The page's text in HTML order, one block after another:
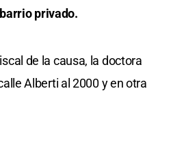
privado.
de la causa, la doctora
Alberti al 2000 y en otra